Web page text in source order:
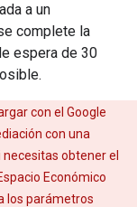
a un
complete la
espera de 30
con el Google
con una
necesitas obtener el
Económico
los parámetros